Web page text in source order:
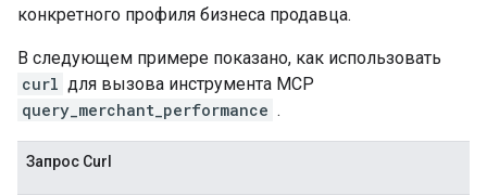
конкретного профиля бизнеса продавца.
В следующем примере показано, как использовать
curl для вызова инструмента MCP
query_merchant_performance .
Запрос Curl